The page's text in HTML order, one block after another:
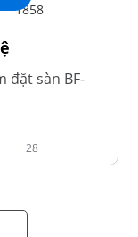
đặt sàn BF-
28